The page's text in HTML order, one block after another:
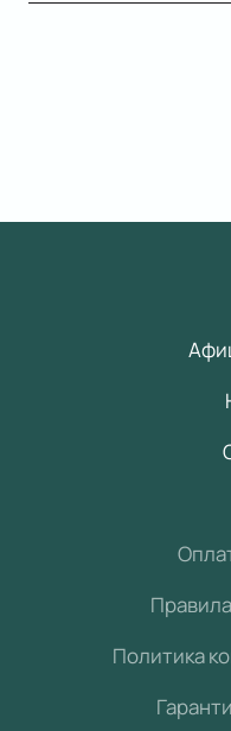
Политика